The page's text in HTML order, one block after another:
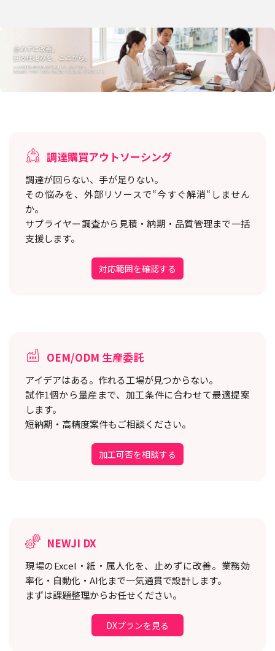
調達購買アウトソーシング
調達が回らない、手が足りない。
その悩みを、外部リソースで“今すぐ解消“しません
か。
サプライヤー調査から見積・納期・品質管理まで一括
支援します。
対応範囲を確認する
OEM/ODM 生産委託
アイデアはある。作れる工場が見つからない。
試作1個から量産まで、加工条件に合わせて最適提案
します。
短納期・高精度案件もご相談ください。
加工可否を相談する
NEWJI DX
現場のExcel・紙・属人化を、止めずに改善。 業務効
率化・自動化・AI化まで一気通貫で設計します。
まずは課題整理からお任せください。
DXプランを見る